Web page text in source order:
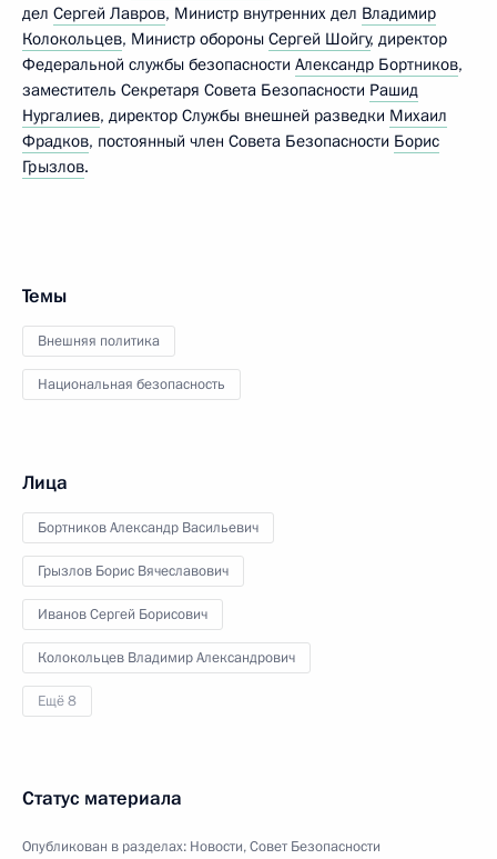
дел Сергей Лавров, Министр внутренних дел Владимир
Колокольцев, Министр обороны Сергей Шойгу, директор
Федеральной службы безопасности Александр Бортников,
заместитель Секретаря Совета Безопасности Рашид
Нургалиев, директор Службы внешней разведки Михаил
Фрадков, постоянный член Совета Безопасности Борис
Грызлов.
Темы
Внешняя политика
Национальная безопасность
Лица
Бортников Александр Васильевич
Грызлов Борис Вячеславович
Иванов Сергей Борисович
Колокольцев Владимир Александрович
Ещё 8
Статус материала
Опубликован в разделах: Новости,Совет Безопасности